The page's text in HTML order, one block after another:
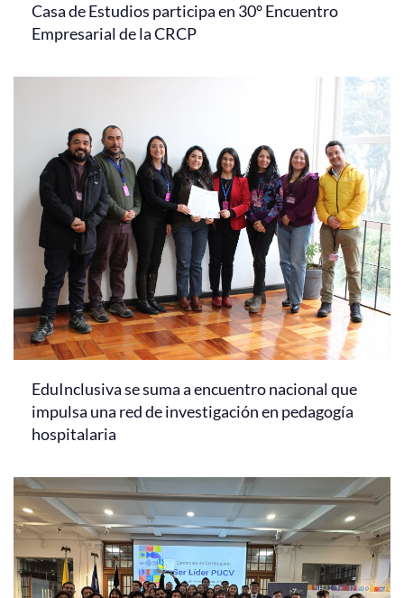
Casa de Estudios participa en 30° Encuentro
Empresarial de la CRCP
EduInclusiva se suma a encuentro nacional que
impulsa una red de investigación en pedagogía
hospitalaria